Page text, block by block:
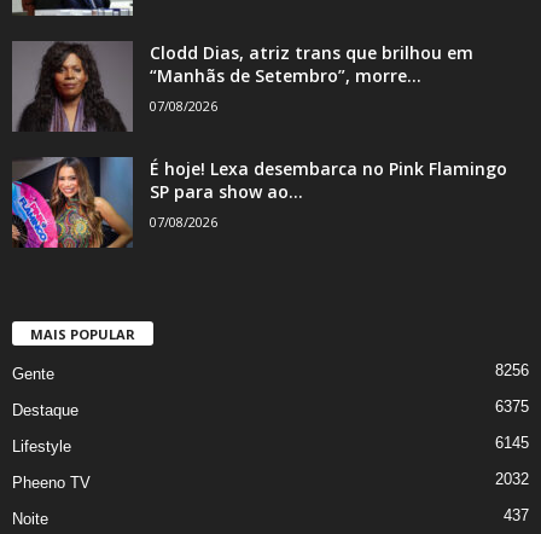
Clodd Dias, atriz trans que brilhou em
“Manhãs de Setembro”, morre...
07/08/2026
É hoje! Lexa desembarca no Pink Flamingo
SP para show ao...
07/08/2026
MAIS POPULAR
Gente 8256
Destaque 6375
Lifestyle 6145
Pheeno TV 2032
Noite 437